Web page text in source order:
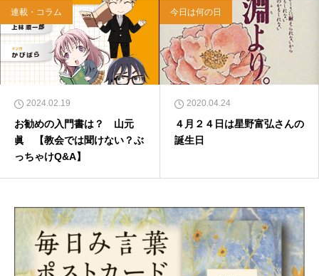
連載・コラム
2024.02.19
お勧めの入門書は？ 山元
眞 【教会では聞けない？ぶ
っちゃけQ&A】
今日は何の日
2020.04.24
４月２４日は星野富弘さんの
誕生日